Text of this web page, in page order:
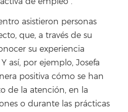
asistieron personas
que, a través de su
su experiencia
así, por ejemplo, Josefa
positiva cómo se han
de la atención, en la
o durante las prácticas